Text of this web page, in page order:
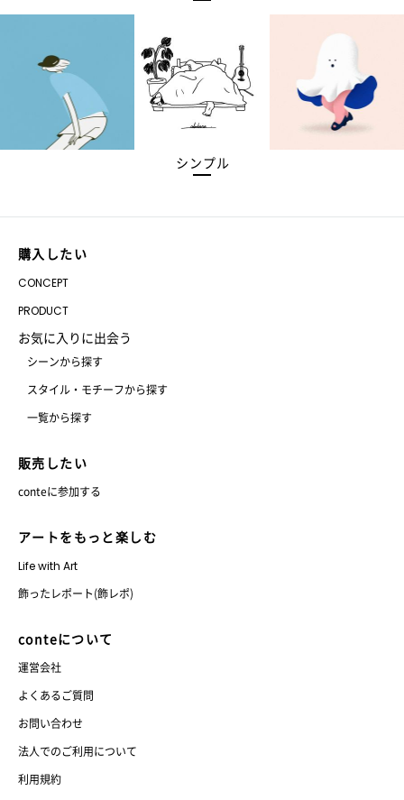
シンプル
購入したい
CONCEPT
PRODUCT
お気に入りに出会う
シーンから探す
スタイル・モチーフから探す
一覧から探す
販売したい
conteに参加する
アートをもっと楽しむ
Life with Art
飾ったレポート(飾レポ)
conteについて
運営会社
よくあるご質問
お問い合わせ
法人でのご利用について
利用規約